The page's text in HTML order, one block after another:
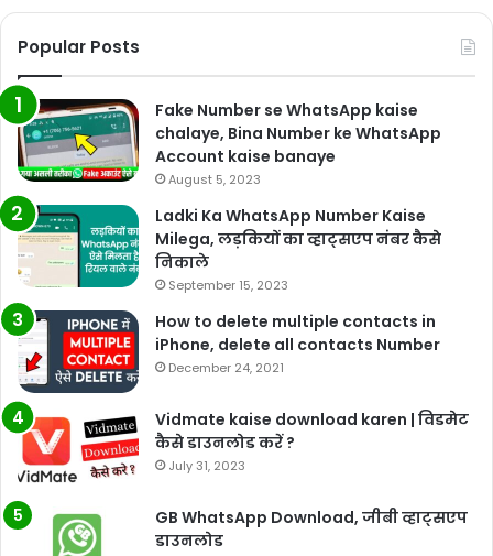
Popular Posts
Fake Number se WhatsApp kaise
chalaye, Bina Number ke WhatsApp
Account kaise banaye
August 5, 2023
Ladki Ka WhatsApp Number Kaise
Milega, लड़कियों का व्हाट्सएप नंबर कैसे
निकाले
September 15, 2023
How to delete multiple contacts in
iPhone, delete all contacts Number
December 24, 2021
Vidmate kaise download karen | विडमेट
कैसे डाउनलोड करें ?
July 31, 2023
GB WhatsApp Download, जीबी व्हाट्सएप
डाउनलोड